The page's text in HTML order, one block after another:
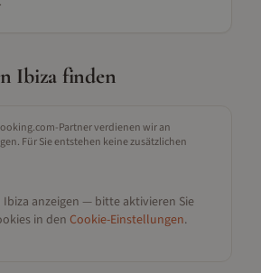
Ibiza finden
Partner verdienen wir an
Für Sie entstehen keine zusätzlichen
Ibiza anzeigen — bitte aktivieren Sie
in den Cookie-Einstellungen.